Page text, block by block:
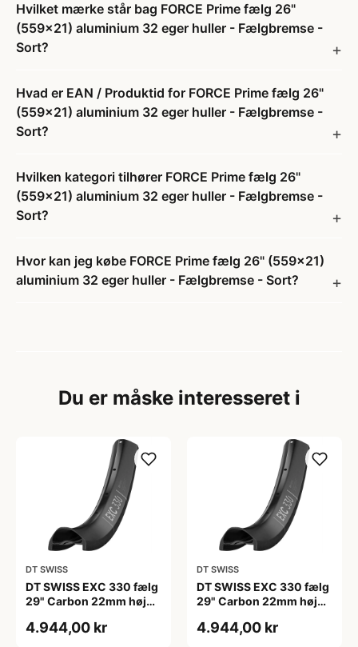
Hvilket mærke står bag FORCE Prime fælg 26"
(559x21) aluminium 32 eger huller - Fælgbremse -
Sort?
Hvad er EAN / Produktid for FORCE Prime fælg 26"
(559x21) aluminium 32 eger huller - Fælgbremse -
Sort?
Hvilken kategori tilhører FORCE Prime fælg 26"
(559x21) aluminium 32 eger huller - Fælgbremse -
Sort?
Hvor kan jeg købe FORCE Prime fælg 26" (559x21)
aluminium 32 eger huller - Fælgbremse - Sort?
Du er måske interesseret i
DT SWISS
DT SWISS EXC 330 fælg
29" Carbon 22mm høj
4.944,00 kr
DT SWISS
DT SWISS EXC 330 fælg
29" Carbon 22mm høj
4.944,00 kr